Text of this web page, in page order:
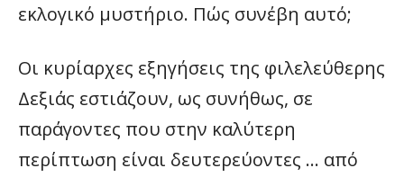
εκλογικό μυστήριο. Πώς συνέβη αυτό;
Οι κυρίαρχες εξηγήσεις της φιλελεύθερης
Δεξιάς εστιάζουν, ως συνήθως, σε
παράγοντες που στην καλύτερη
περίπτωση είναι δευτερεύοντες … από